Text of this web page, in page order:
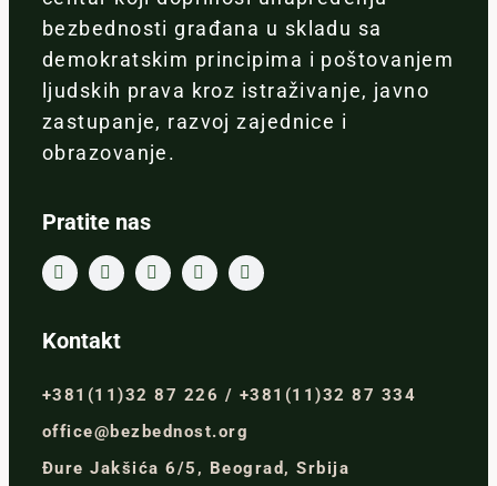
bezbednosti građana u skladu sa
demokratskim principima i poštovanjem
ljudskih prava kroz istraživanje, javno
zastupanje, razvoj zajednice i
obrazovanje.
Pratite nas
Kontakt
+381(11)32 87 226 / +381(11)32 87 334
office@bezbednost.org
Đure Jakšića 6/5, Beograd, Srbija